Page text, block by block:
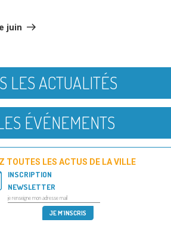
juin
LES ACTUALITÉS
ÉVÉNEMENTS
TOUTES LES ACTUS DE LA VILLE
INSCRIPTION
NEWSLETTER